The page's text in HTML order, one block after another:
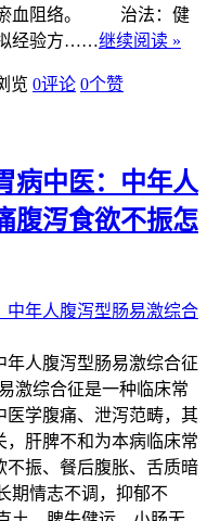
血阻络。 治法：健
经验方……继续阅读 »
览 0评论 0个赞
病中医：中年人
腹泻食欲不振怎
人腹泻型肠易激综合征
激综合征是一种临床常
医学腹痛、泄泻范畴，其
，肝脾不和为本病临床常
不振、餐后腹胀、舌质暗
期情志不调，抑郁不